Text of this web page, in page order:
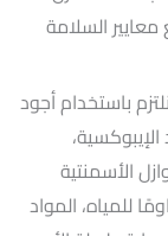
السلامة
نلتزم باستخدام أجود
الأسمنتية
للمياه، المواد